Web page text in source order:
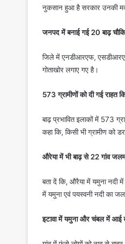
नुकसान हुआ है सरकार उनकी
जनपद में बनाई गई 20 बाढ़
जिले में एनडीआरएफ,
गोताखोर लगाए गए है।
573 ग्रामीणों को दी गई राहत
बाढ़ प्रभावित इलाकों में 573
कहा कि, किसी भी ग्रामीण
औरेया में भी बाढ़ से 22 गांव
बता दें कि, औरैया में यमुना नदी
में यमुना एवं पयस्वनी नदी का
इटावा में यमुना और चंबल में आई